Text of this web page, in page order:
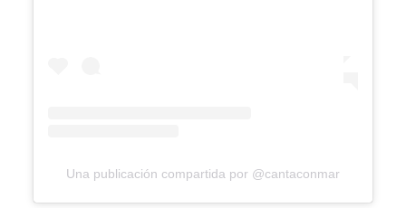
Una publicación compartida por @cantaconmar